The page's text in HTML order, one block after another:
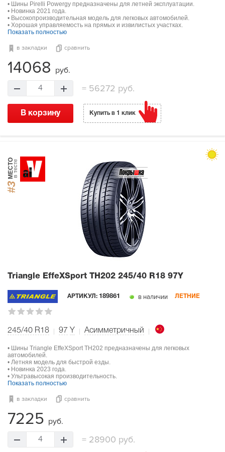
• Шины Pirelli Powergy предназначены для летней эксплуатации.
• Новинка 2021 года.
• Высокопроизводительная модель для легковых автомобилей.
• Хорошая управляемость на прямых и извилистых участках.
Показать полностью
в закладки сравнить
14068 руб.
4 = 56272 руб.
В корзину Купить в 1 клик
#3
МЕСТОв тесте
Triangle EffeXSport TH202 245/40 R18 97Y
АРТИКУЛ: 189861 в наличии ЛЕТНИЕ
245/40 R18 97 Y Асимметричный
• Шины Triangle EffeXSport TH202 предназначены для легковых
автомобилей.
• Летняя модель для быстрой езды.
• Новинка 2023 года.
• Ультравысокая производительность.
Показать полностью
в закладки сравнить
7225 руб.
4 =28900 руб.